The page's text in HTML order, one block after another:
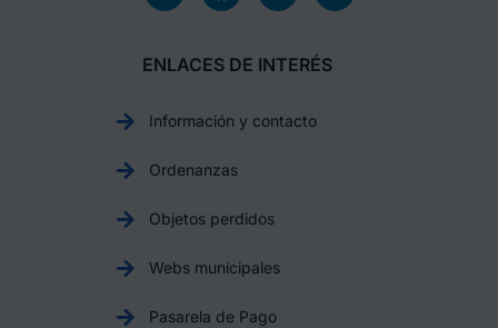
ENLACES DE INTERÉS
Información y contacto
Ordenanzas
Objetos perdidos
Webs municipales
Pasarela de Pago